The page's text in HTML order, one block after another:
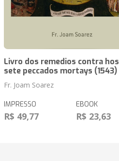
Livro dos remedios contra hos
sete peccados mortays (1543)
Fr. Joam Soarez
IMPRESSO
R$ 49,77
EBOOK
R$ 23,63